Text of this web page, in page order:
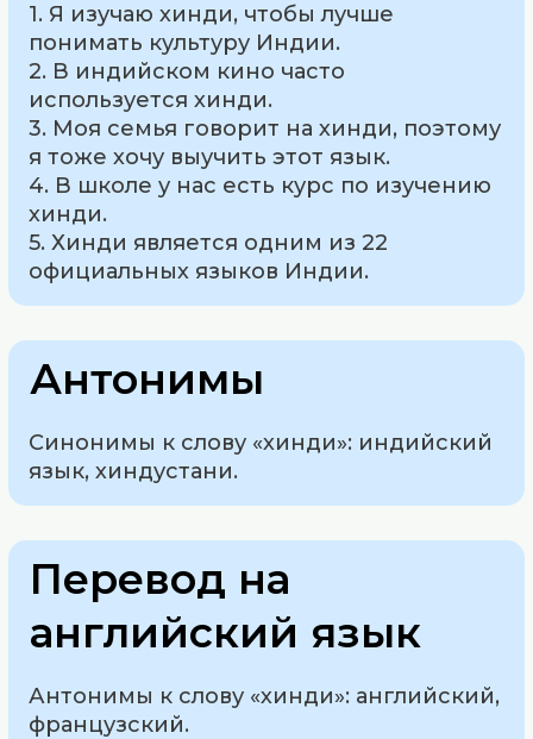
1. Я изучаю хинди, чтобы лучше
понимать культуру Индии.
2. В индийском кино часто
используется хинди.
3. Моя семья говорит на хинди, поэтому
я тоже хочу выучить этот язык.
4. В школе у нас есть курс по изучению
хинди.
5. Хинди является одним из 22
официальных языков Индии.
Антонимы
Синонимы к слову «хинди»: индийский
язык, хиндустани.
Перевод на
английский язык
Антонимы к слову «хинди»: английский,
французский.